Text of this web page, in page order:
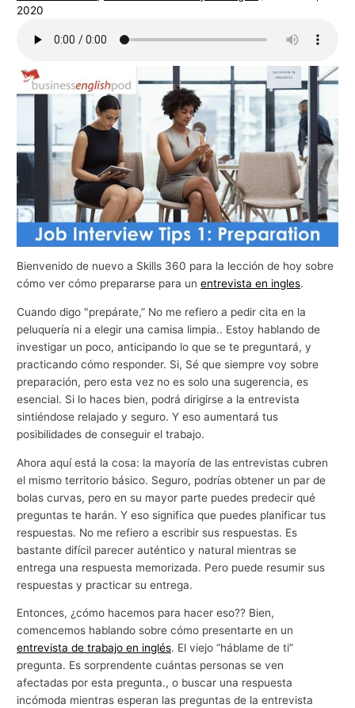
2020
Bienvenido de nuevo a Skills 360 para la lección de hoy sobre
cómo ver cómo prepararse para unentrevista en ingles.
Cuando digo "prepárate,” No me refiero a pedir cita en la
peluquería ni a elegir una camisa limpia.. Estoy hablando de
investigar un poco, anticipando lo que se te preguntará, y
practicando cómo responder. Si, Sé que siempre voy sobre
preparación, pero esta vez no es solo una sugerencia, es
esencial. Si lo haces bien, podrá dirigirse a la entrevista
sintiéndose relajado y seguro. Y eso aumentará tus
posibilidades de conseguir el trabajo.
Ahora aquí está la cosa: la mayoría de las entrevistas cubren
el mismo territorio básico. Seguro, podrías obtener un par de
bolas curvas, pero en su mayor parte puedes predecir qué
preguntas te harán. Y eso significa que puedes planificar tus
respuestas. No me refiero a escribir sus respuestas. Es
bastante difícil parecer auténtico y natural mientras se
entrega una respuesta memorizada. Pero puede resumir sus
respuestas y practicar su entrega.
Entonces, ¿cómo hacemos para hacer eso?? Bien,
comencemos hablando sobre cómo presentarte en un
entrevista de trabajo en inglés. El viejo “háblame de ti”
pregunta. Es sorprendente cuántas personas se ven
afectadas por esta pregunta., o buscar una respuesta
incómoda mientras esperan las preguntas de la entrevista
g